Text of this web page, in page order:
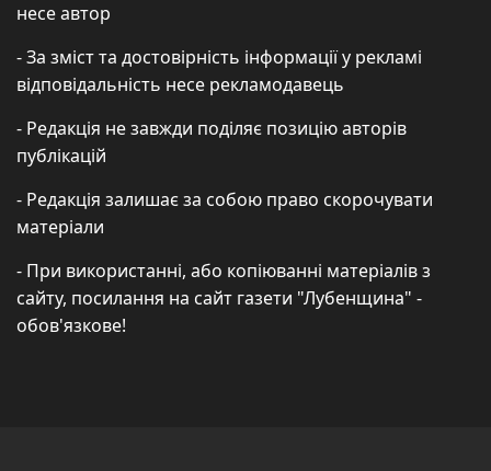
несе автор
- За зміст та достовірність інформації у рекламі
відповідальність несе рекламодавець
- Редакція не завжди поділяє позицію авторів
публікацій
- Редакція залишає за собою право скорочувати
матеріали
- При використанні, або копіюванні матеріалів з
сайту, посилання на сайт газети "Лубенщина" -
обов'язкове!